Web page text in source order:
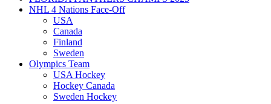
NHL 4 Nations Face-Off
USA
Canada
Finland
Sweden
Olympics Team
USA Hockey
Hockey Canada
Sweden Hockey